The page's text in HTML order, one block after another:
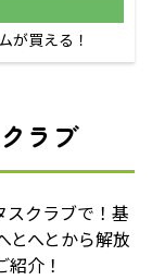
が買える！
ラブ
クラブで！基
とへとから解放
介！